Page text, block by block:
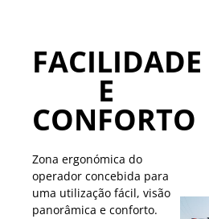
FACILIDADE
E
CONFORTO
Zona ergonómica do
operador concebida para
uma utilização fácil, visão
panorâmica e conforto.